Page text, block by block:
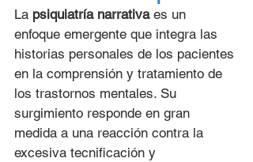
La psiquiatría narrativa es un
enfoque emergente que integra las
historias personales de los pacientes
en la comprensión y tratamiento de
los trastornos mentales. Su
surgimiento responde en gran
medida a una reacción contra la
excesiva tecnificación y